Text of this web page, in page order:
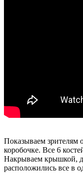
Показываем зрителям
коробочке. Все 6
Накрываем крышкой,
расположились все в